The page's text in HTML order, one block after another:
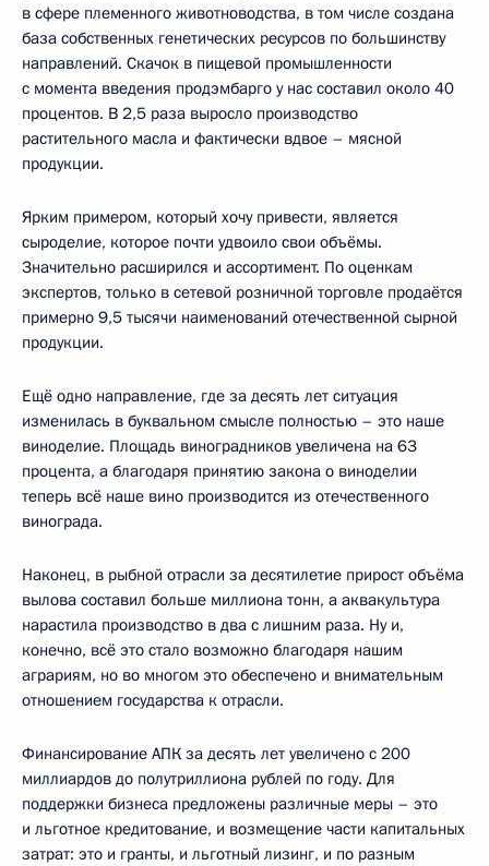
в сфере племенного животноводства, в том числе создана
база собственных генетических ресурсов по большинству
направлений. Скачок в пищевой промышленности
с момента введения продэмбарго у нас составил около 40
процентов. В 2,5 раза выросло производство
растительного масла и фактически вдвое – мясной
продукции.
Ярким примером, который хочу привести, является
сыроделие, которое почти удвоило свои объёмы.
Значительно расширился и ассортимент. По оценкам
экспертов, только в сетевой розничной торговле продаётся
примерно 9,5 тысячи наименований отечественной сырной
продукции.
Ещё одно направление, где за десять лет ситуация
изменилась в буквальном смысле полностью – это наше
виноделие. Площадь виноградников увеличена на 63
процента, а благодаря принятию закона о виноделии
теперь всё наше вино производится из отечественного
винограда.
Наконец, в рыбной отрасли за десятилетие прирост объёма
вылова составил больше миллиона тонн, а аквакультура
нарастила производство в два с лишним раза. Ну и,
конечно, всё это стало возможно благодаря нашим
аграриям, но во многом это обеспечено и внимательным
отношением государства к отрасли.
Финансирование АПК за десять лет увеличено с 200
миллиардов до полутриллиона рублей по году. Для
поддержки бизнеса предложены различные меры – это
и льготное кредитование, и возмещение части капитальных
затрат: это и гранты, и льготный лизинг, и по разным